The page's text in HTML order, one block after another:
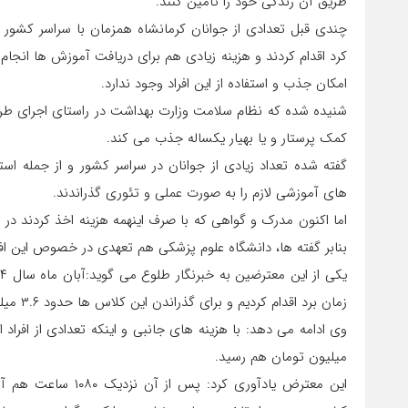
چندی قبل تعدادی از جوانان کرمانشاه همزمان با سراسر
کرد اقدام کردند و هزینه زیادی هم برای دریافت آموزش ها
امکان جذب و استفاده از این افراد وجود ندارد.
کمک پرستار و یا بهیار یکساله جذب می کند.
گفته شده تعداد زیادی از جوانان در سراسر کشور و از جمله
های آموزشی لازم را به صورت عملی و تئوری گذراندند.
اما اکنون مدرک و گواهی که با صرف اینهمه هزینه اخذ کردند
بنابر گفته ها، دانشگاه علوم پزشکی هم تعهدی در خصوص این
زمان برد اقدام کردیم و برای گذراندن این کلاس ها حدود ۳.۶ میلیون شهریه دادیم.
وی ادامه می دهد: با هزینه های جانبی و اینکه تعدادی از
میلیون تومان هم رسید.
این معترض